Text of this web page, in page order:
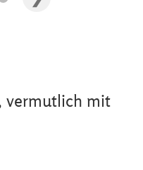
vermutlich mit